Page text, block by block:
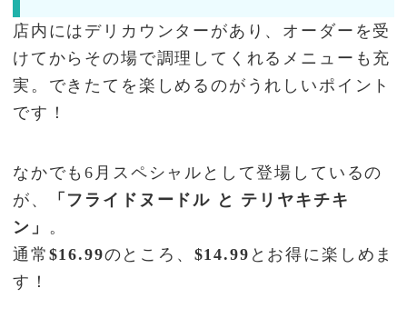
店内にはデリカウンターがあり、オーダーを受
けてからその場で調理してくれるメニューも充
実。できたてを楽しめるのがうれしいポイント
です！
なかでも6月スペシャルとして登場しているの
が、
「フライドヌードル と テリヤキチキ
ン」 。
通常 $16.99のところ、 $14.99 とお得に楽しめま
す！